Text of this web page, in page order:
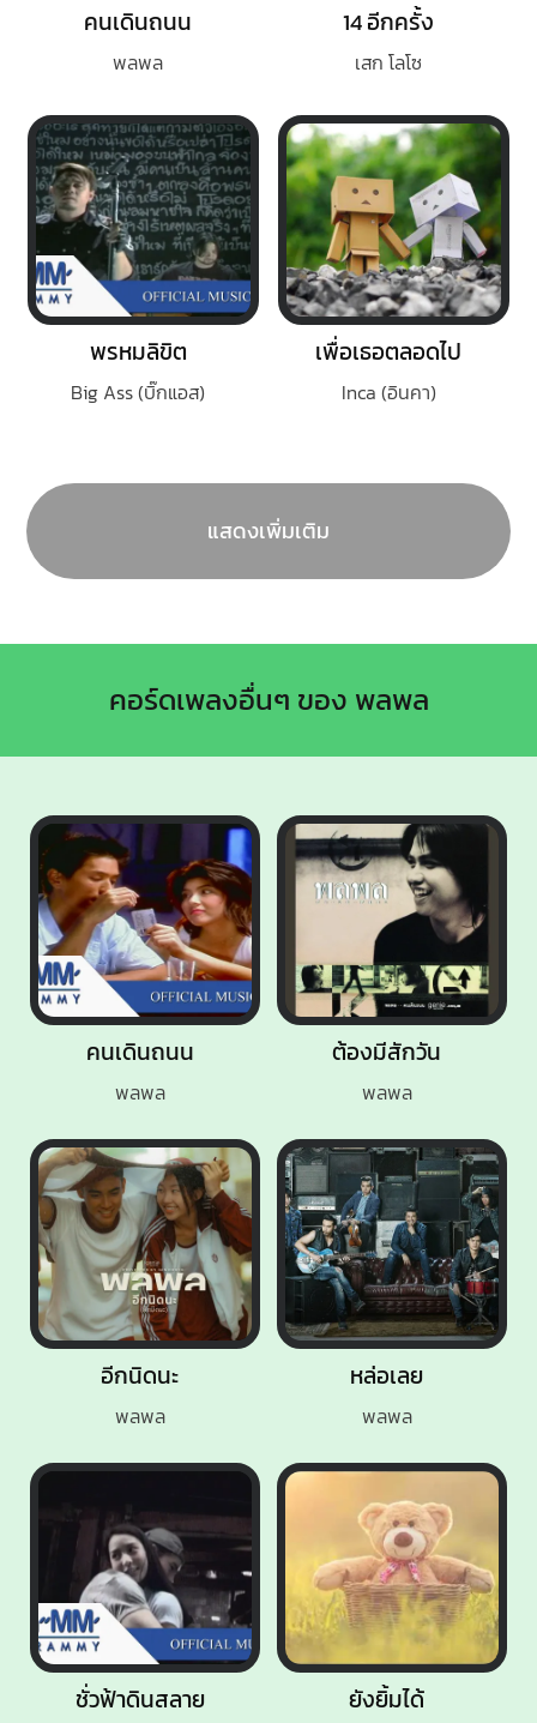
คนเดินถนน
พลพล
14 อีกครั้ง
เสก โลโซ
พรหมลิขิต
Big Ass (บิ๊กแอส)
เพื่อเธอตลอดไป
Inca (อินคา)
แสดงเพิ่มเติม
คอร์ดเพลงอื่นๆ ของ พลพล
หล่อเลย
พลพล
ชั่วฟ้าดินสลาย ยังยิ้มได้
คนเดินถนน
พลพล
อีกนิดนะ
พลพล
ต้องมีสักวัน
พลพล